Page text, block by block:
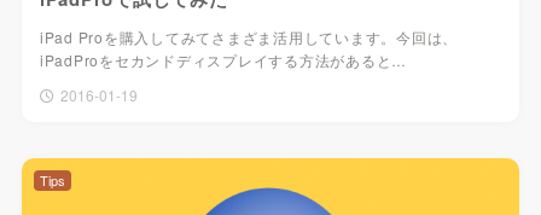
iPad Proを購入してみてさまざま活用しています。今回は、
iPadProをセカンドディスプレイする方法があると…
2016-01-19
Tips